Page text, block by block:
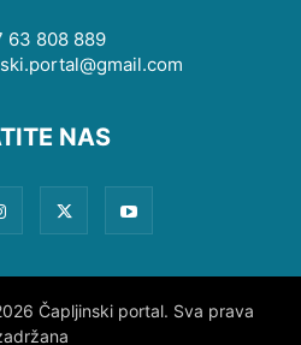
63 808 889
NAS
Čapljinski portal. Sva prava